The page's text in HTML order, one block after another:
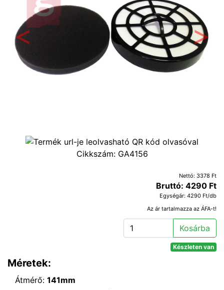
Előző
Cikkszám: GA4156
Nettó: 3378 Ft
Bruttó: 4290 Ft
Egységár: 4290 Ft/db
Az ár tartalmazza az ÁFA-t!
Kosárba
Készleten van
Méretek:
Átmérő: 141mm